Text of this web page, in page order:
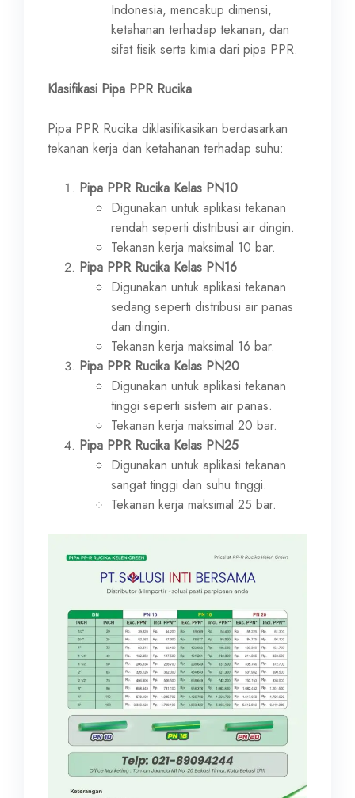
Indonesia, mencakup dimensi,
ketahanan terhadap tekanan, dan
sifat fisik serta kimia dari pipa PPR.
Klasifikasi Pipa PPR Rucika
Pipa PPR Rucika diklasifikasikan berdasarkan
tekanan kerja dan ketahanan terhadap suhu:
Pipa PPR Rucika Kelas PN10
Digunakan untuk aplikasi tekanan
rendah seperti distribusi air dingin.
Tekanan kerja maksimal 10 bar.
Pipa PPR Rucika Kelas PN16
Digunakan untuk aplikasi tekanan
sedang seperti distribusi air panas
dan dingin.
Tekanan kerja maksimal 16 bar.
Pipa PPR Rucika Kelas PN20
Digunakan untuk aplikasi tekanan
tinggi seperti sistem air panas.
Tekanan kerja maksimal 20 bar.
Pipa PPR Rucika Kelas PN25
Digunakan untuk aplikasi tekanan
sangat tinggi dan suhu tinggi.
Tekanan kerja maksimal 25 bar.